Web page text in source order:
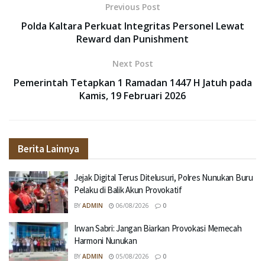
Previous Post
Polda Kaltara Perkuat Integritas Personel Lewat
Reward dan Punishment
Next Post
Pemerintah Tetapkan 1 Ramadan 1447 H Jatuh pada
Kamis, 19 Februari 2026
Berita Lainnya
Jejak Digital Terus Ditelusuri, Polres Nunukan Buru
Pelaku di Balik Akun Provokatif
BY ADMIN 06/08/2026 0
Irwan Sabri: Jangan Biarkan Provokasi Memecah
Harmoni Nunukan
BY ADMIN 05/08/2026 0